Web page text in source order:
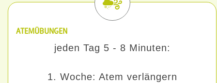
ATEMÜBUNGEN
jeden Tag 5 - 8 Minuten:
1. Woche: Atem verlängern